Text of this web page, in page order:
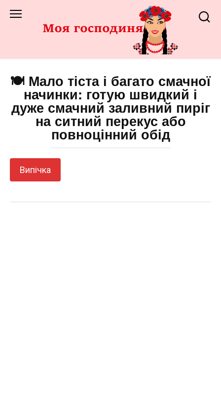
до
🍽️ Мало тіста і багато смачної
начинки: готую швидкий і
дуже смачний заливний пиріг
на ситний перекус або
повноцінний обід
Випічка